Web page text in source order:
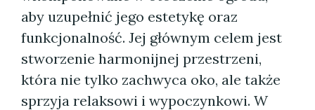
aby uzupełnić jego estetykę oraz
funkcjonalność. Jej głównym celem jest
stworzenie harmonijnej przestrzeni,
która nie tylko zachwyca oko, ale także
sprzyja relaksowi i wypoczynkowi. W